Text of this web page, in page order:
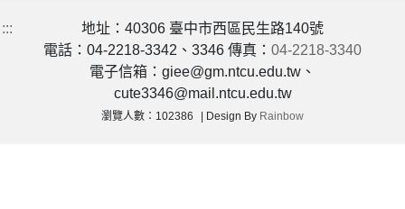
:::
地址：40306 臺中市西區民生路140號
電話：04-2218-3342、3346 傳真： 04-2218-3340
電子信箱：giee@gm.ntcu.edu.tw、
cute3346@mail.ntcu.edu.tw
瀏覽人數：102386 Design By Rainbow